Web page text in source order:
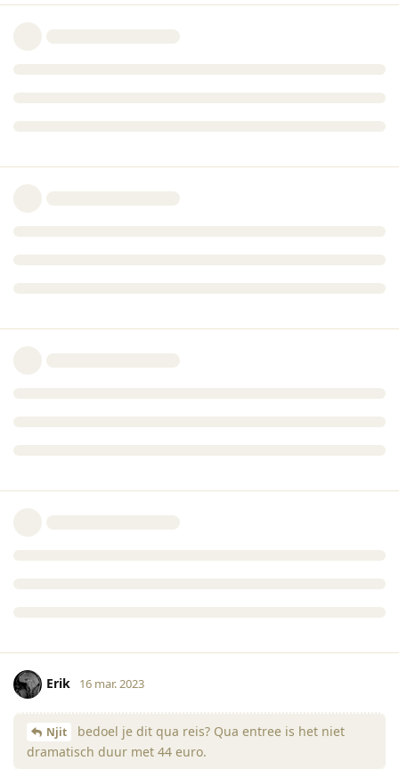
Erik 16 mar. 2023
Njit
bedoel je dit qua reis? Qua entree is het niet
dramatisch duur met 44 euro.